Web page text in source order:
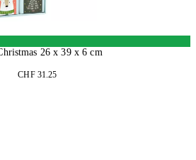
26 x 39 x 6 cm
CHF 31.25